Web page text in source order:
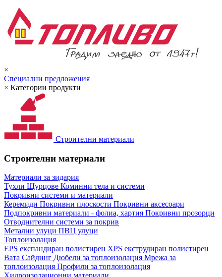
×
Специални предложения
× Категории продукти
Строителни материали
Строителни материали
Материали за зидария
Тухли Щурцове Коминни тела и системи
Покривни системи и материали
Керемиди Покривни плоскости Покривни аксесоари
Подпокривни материали - фолиа, хартия Покривни прозорци
Отводнителни системи за покрив
Метални улуци ПВЦ улуци
Топлоизолация
EPS експандиран полистирен XPS екструдиран полистирен
Вата Сайдинг Дюбели за топлоизолация Мрежа за
топлоизолация Профили за топлоизолация